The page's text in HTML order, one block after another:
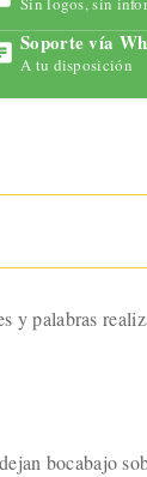
Soporte vía
A tu disposición
palabras
bocabajo